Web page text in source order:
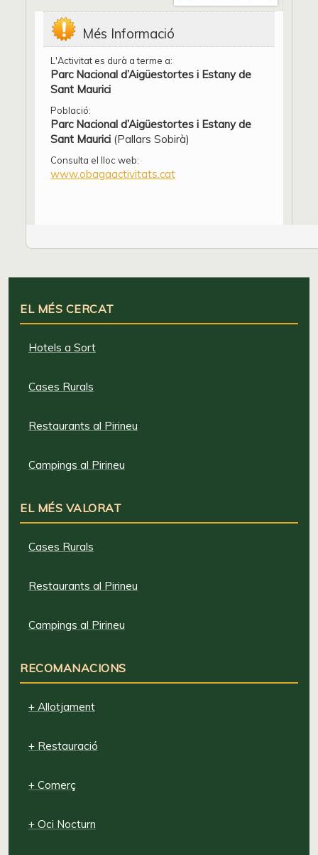
Més Informació
L'Activitat es durà a terme a:
Parc Nacional d’Aigüestortes i Estany de
Sant Maurici
Població:
Parc Nacional d’Aigüestortes i Estany de
Sant Maurici (Pallars Sobirà)
Consulta el lloc web:
www.obagaactivitats.cat
EL MÉS CERCAT
Hotels a Sort
Cases Rurals
Restaurants al Pirineu
Campings al Pirineu
EL MÉS VALORAT
Cases Rurals
Restaurants al Pirineu
Campings al Pirineu
RECOMANACIONS
+ Allotjament
+ Restauració
+ Comerç
+ Oci Nocturn